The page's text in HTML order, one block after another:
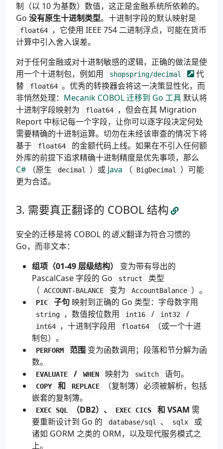
制（以 10 为基数）数值，这正是金融系统所依赖的。
Go 没有原生十进制类型。十进制字段的默认映射是
float64
，它使用 IEEE 754 二进制浮点，可能在货币
计算中引入舍入误差。
对于任何金融或对十进制敏感的逻辑，正确的做法是使
用一个十进制包，例如用
shopspring/decimal
代
替
float64 。优秀的转换器会将这一决策显性化，而
非悄然处理： Mecanik COBOL 迁移到 Go 工具 默认将
十进制字段映射为
float64
，但会在其 Migration
Report 中标记每一个字段，让你可以逐字段决定何处
需要精确的十进制运算。切勿在未经该审查的情况下将
基于
float64
的金额代码上线。如果在不引入任何额
外库的前提下追求精确十进制精度是优先事项，那么
C# （原生 decimal ）或 Java （ BigDecimal
）可能
更为合适。
需要真正翻译的 COBOL 结构
安全的迁移是将 COBOL 的语义翻译为符合习惯的
Go，而非文本：
组项（01-49 层级结构）
变为带有导出的
PascalCase 字段的 Go
struct
类型
（ ACCOUNT-BALANCE 变为 AccountBalance ）。
PIC 子句 映射到正确的 Go 类型：字母数字用
string ，数值按位数用 int16 / int32 /
int64 ，十进制字段用 float64
（或一个十进
制包）。
PERFORM 范围 变为函数调用；段落和节分解为函
数。
EVALUATE / WHEN 映射为 switch 语句。
COPY 和 REPLACE
（复制簿）必须被解析，包括
嵌套的复制簿。
EXEC SQL （DB2）、 EXEC CICS 和 VSAM 需
要重新设计到 Go 的
database/sql 、 sqlx
或
诸如 GORM 之类的 ORM，以及现代服务模式之
上。